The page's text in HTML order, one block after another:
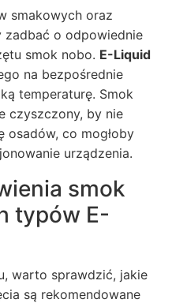
smakowych oraz
zadbać o odpowiednie
smok nobo. E-Liquid
na bezpośrednie
temperaturę. Smok
czyszczony, by nie
osadów, co mogłoby
urządzenia.
smok
typów E-
warto sprawdzić, jakie
są rekomendowane